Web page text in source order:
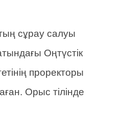
сұрау салуы
Оңтүстік
проректоры
Орыс тілінде